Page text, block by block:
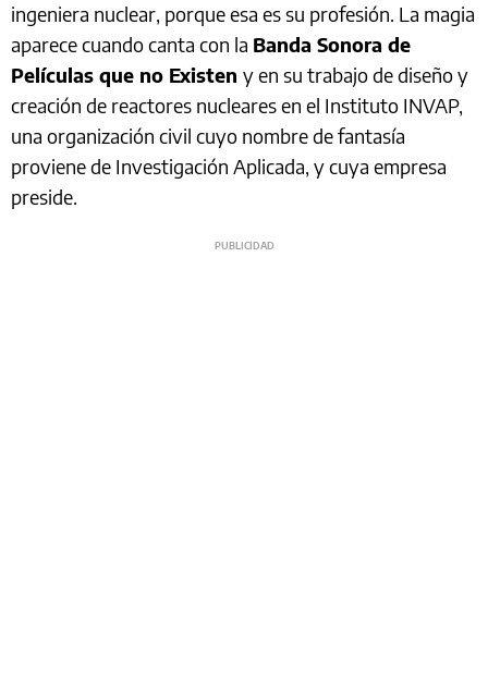
ingeniera nuclear, porque esa es su profesión. La magia
aparece cuando canta con la Banda Sonora de
Películas que no Existen y en su trabajo de diseño y
creación de reactores nucleares en el Instituto INVAP,
una organización civil cuyo nombre de fantasía
proviene de Investigación Aplicada, y cuya empresa
preside.